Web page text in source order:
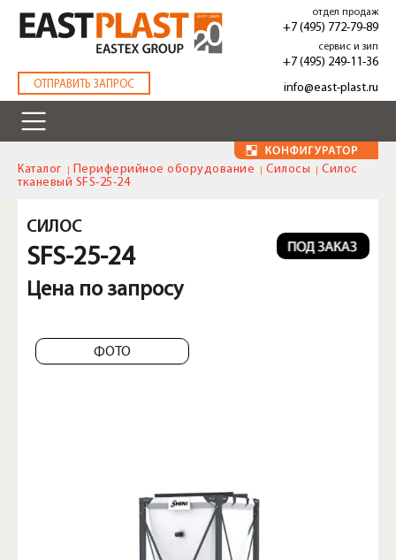
основному
содержанию
ОТПРАВИТЬ ЗАПРОС
отдел продаж
+7 (495) 772-79-89
сервис и зип
+7 (495) 249-11-36
info@east-plast.ru
Каталог Периферийное оборудование Силосы
Силос
тканевый SFS-25-24
СИЛОС
SFS-25-24
Цена по запросу
ФОТО